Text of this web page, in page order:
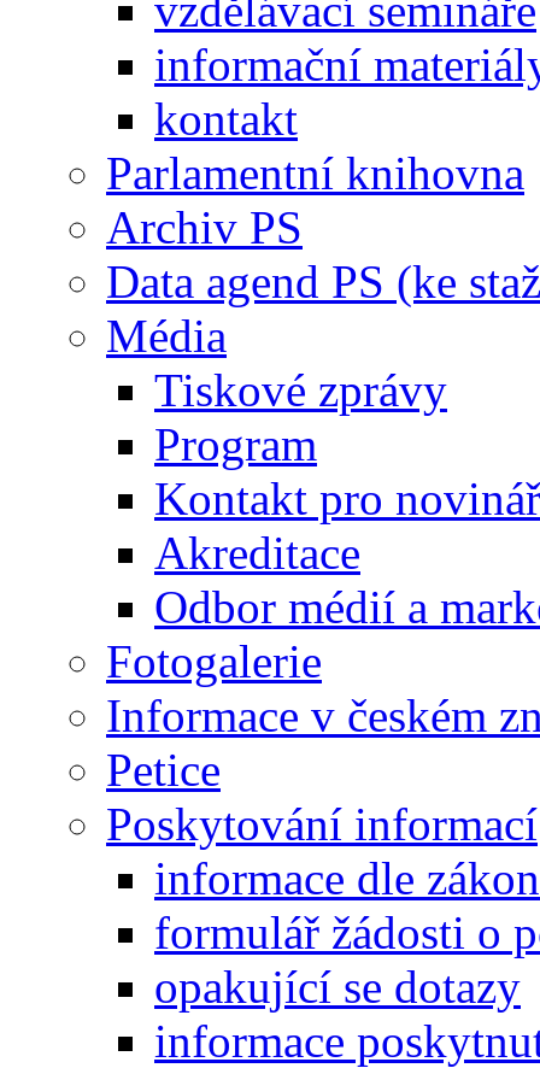
informační
kontakt
Parlamentní knihovna
Archiv PS
Data agend PS (ke
Média
Tiskové zprávy
Program
Kontakt pro
Akreditace
Odbor médií a
Fotogalerie
Informace v českém
Petice
Poskytování informací
informace dle
formulář žádosti o
opakující se dotazy
informace